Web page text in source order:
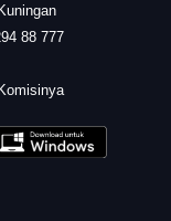
88 777